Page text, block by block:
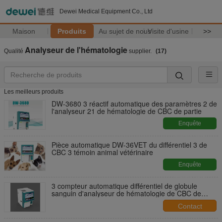
Dewei Medical Equipment Co., Ltd
Maison Produits Au sujet de nousVisite d'usine >>
Qualité Analyseur de l'hématologie supplier. (17)
Les meilleurs produits
DW-3680 3 réactif automatique des paramètres 2 de
l'analyseur 21 de hématologie de CBC de partie
Enquête
Pièce automatique DW-36VET du différentiel 3 de
CBC 3 témoin animal vétérinaire
Enquête
3 compteur automatique différentiel de globule
sanguin d'analyseur de hématologie de CBC de
Contact